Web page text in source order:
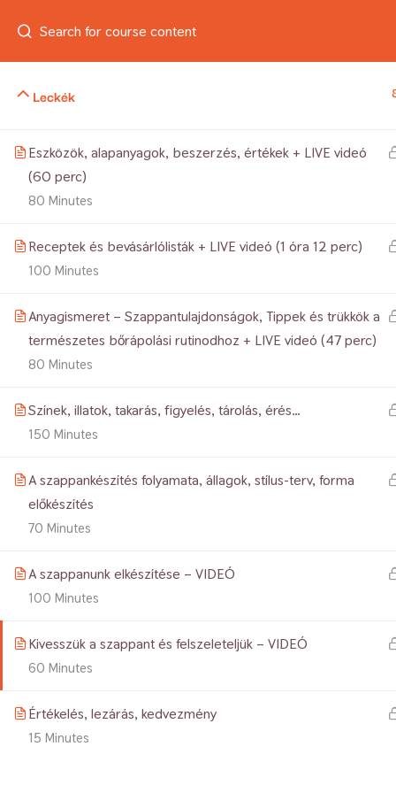
Leckék
Eszközök, alapanyagok, beszerzés, értékek + LIVE videó
(60 perc)
80 Minutes
Receptek és bevásárlólisták + LIVE videó (1 óra 12 perc)
100 Minutes
Anyagismeret – Szappantulajdonságok, Tippek és trükkök a
természetes bőrápolási rutinodhoz + LIVE videó (47 perc)
80 Minutes
Színek, illatok, takarás, figyelés, tárolás, érés…
150 Minutes
A szappankészítés folyamata, állagok, stílus-terv, forma
előkészítés
70 Minutes
A szappanunk elkészítése – VIDEÓ
100 Minutes
Kivesszük a szappant és felszeleteljük – VIDEÓ
60 Minutes
Értékelés, lezárás, kedvezmény
15 Minutes